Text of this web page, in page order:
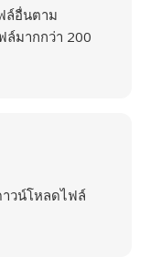
ล์อื่นตาม
ล์มากกว่า 200
วน์โหลดไฟล์